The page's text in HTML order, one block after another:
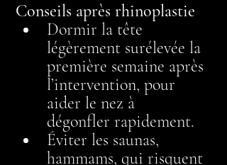
Conseils après rhinoplastie
Dormir la tête
légèrement surélevée la
première semaine après
l’intervention, pour
aider le nez à
dégonfler rapidement.
Éviter les saunas,
hammams, qui risquent